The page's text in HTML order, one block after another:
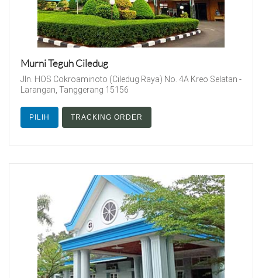
Murni Teguh Ciledug
Jln. HOS Cokroaminoto (Ciledug Raya) No. 4A Kreo Selatan -
Larangan, Tanggerang 15156
PILIH TRACKING ORDER